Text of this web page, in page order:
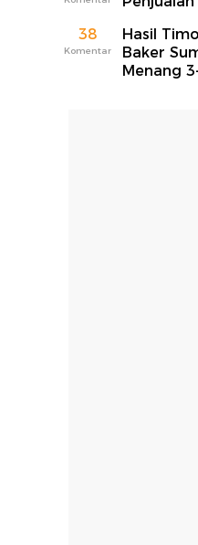
38
Komentar
Hasil
Baker
Menang